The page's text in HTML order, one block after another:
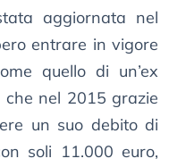
aggiornata nel
entrare in vigore
quello di un’ex
che nel 2015 grazie
un suo debito di
soli 11.000 euro,